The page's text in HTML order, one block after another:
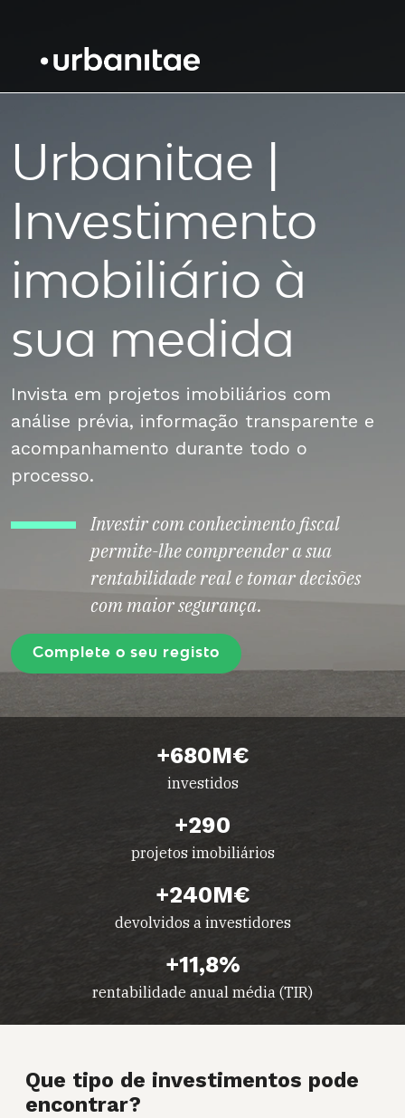
Urbanitae |
Investimento
imobiliário à
sua medida
Invista em projetos imobiliários com
análise prévia, informação transparente e
acompanhamento durante todo o
processo.
Investir com conhecimento fiscal
permite-lhe compreender a sua
rentabilidade real e tomar decisões
com maior segurança.
Complete o seu registo
+680M€
investidos
+290
projetos imobiliários
+240M€
devolvidos a investidores
+11,8%
rentabilidade anual média (TIR)
Que tipo de investimentos pode
encontrar?